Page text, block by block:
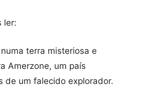
ler:
terra misteriosa e
Amerzone, um país
de um falecido explorador.